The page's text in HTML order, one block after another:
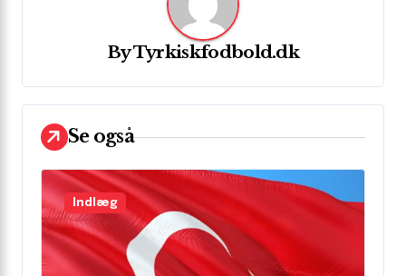
i
g
a
t
i
o
n
ByTyrkiskfodbold.dk
Se også
Indlæg